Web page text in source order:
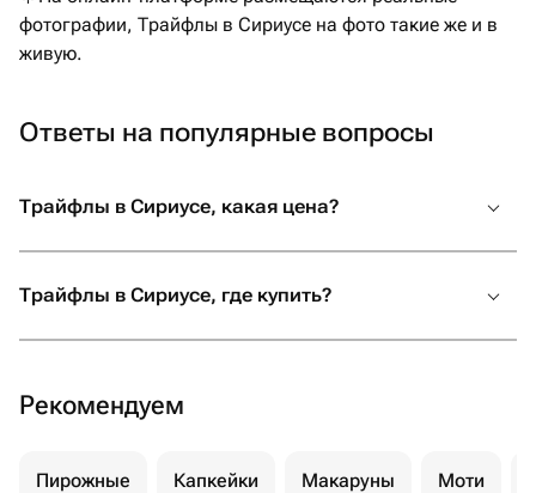
фотографии, Трайфлы в Сириусе на фото такие же и в
живую.
Ответы на популярные вопросы
Трайфлы в Сириусе, какая цена?
Трайфлы в Сириусе, где купить?
Рекомендуем
Пирожные Капкейки Макаруны Моти